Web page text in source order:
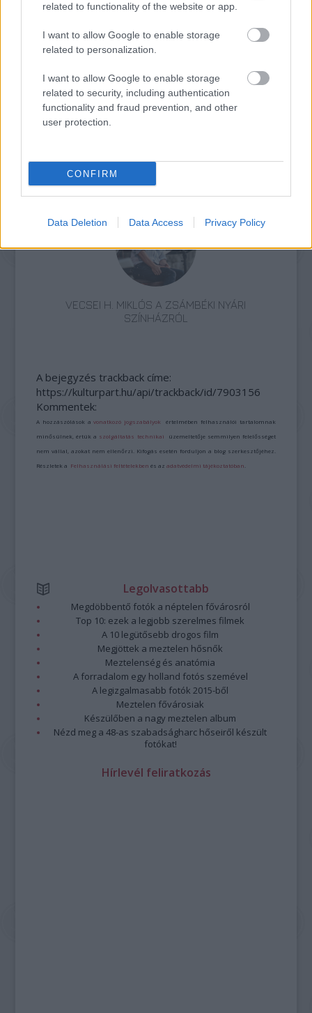
related to functionality of the website or app.
I want to allow Google to enable storage
related to personalization.
I want to allow Google to enable storage
related to security, including authentication
functionality and fraud prevention, and other
user protection.
CONFIRM
Data Deletion Data Access Privacy Policy
AZ EMBERSÉG ÜNNEPE
VECSEI H. MIKLÓS A ZSÁMBÉKI NYÁRI
SZÍNHÁZRÓL
A bejegyzés trackback címe:
https://kulturpart.hu/api/trackback/id/7903156
Kommentek:
A hozzászólások avonatkozó jogszabályok értelmében felhasználói tartalomnak
minősülnek, értük a szolgáltatás technikai üzemeltetője semmilyen felelősséget
nem vállal, azokat nem ellenőrzi. Kifogás esetén forduljon a blog szerkesztőjéhez.
Részletek a Felhasználási feltételekben és azadatvédelmi tájékoztatóban
Legolvasottabb
Megdöbbentő fotók a néptelen fővárosról
Top 10: ezek a legjobb szerelmes filmek
A 10 legütősebb drogos film
Megjöttek a meztelen hősnők
Meztelenség és anatómia
A forradalom egy holland fotós szemével
A legizgalmasabb fotók 2015-ből
Meztelen fővárosiak
Készülőben a nagy meztelen album
Nézd meg a 48-as szabadságharc hőseiről készült
fotókat!
Hírlevél feliratkozás